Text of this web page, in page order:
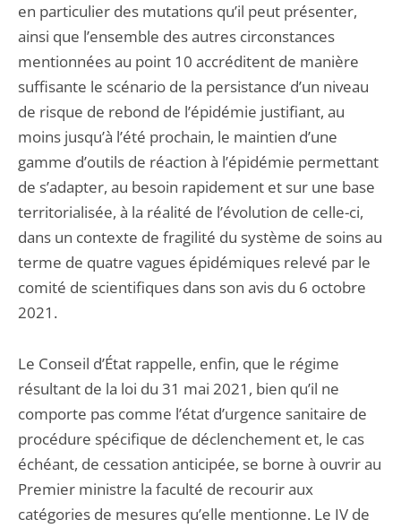
en particulier des mutations qu’il peut présenter,
ainsi que l’ensemble des autres circonstances
mentionnées au point 10 accréditent de manière
suffisante le scénario de la persistance d’un niveau
de risque de rebond de l’épidémie justifiant, au
moins jusqu’à l’été prochain, le maintien d’une
gamme d’outils de réaction à l’épidémie permettant
de s’adapter, au besoin rapidement et sur une base
territorialisée, à la réalité de l’évolution de celle-ci,
dans un contexte de fragilité du système de soins au
terme de quatre vagues épidémiques relevé par le
comité de scientifiques dans son avis du 6 octobre
2021.
Le Conseil d’État rappelle, enfin, que le régime
résultant de la loi du 31 mai 2021, bien qu’il ne
comporte pas comme l’état d’urgence sanitaire de
procédure spécifique de déclenchement et, le cas
échéant, de cessation anticipée, se borne à ouvrir au
Premier ministre la faculté de recourir aux
catégories de mesures qu’elle mentionne. Le IV de